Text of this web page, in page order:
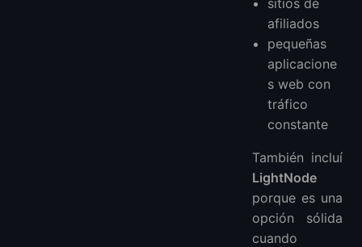
sitios de
afiliados
pequeñas
aplicacione
s web con
tráfico
constante
También incluí
LightNode
porque es una
opción sólida
cuando